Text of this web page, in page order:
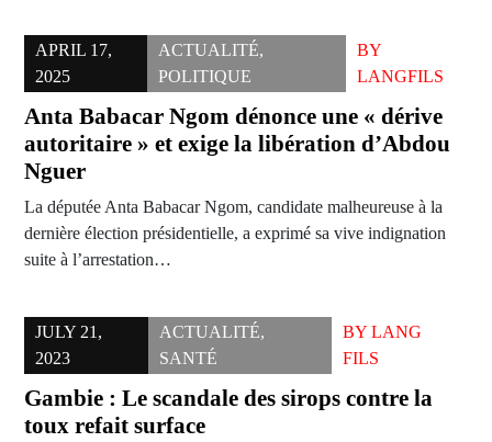
APRIL 17,
2025
ACTUALITÉ,
POLITIQUE
BY
LANGFILS
Anta Babacar Ngom dénonce une « dérive
autoritaire » et exige la libération d’Abdou
Nguer
La députée Anta Babacar Ngom, candidate malheureuse à la
dernière élection présidentielle, a exprimé sa vive indignation
suite à l’arrestation…
JULY 21,
2023
ACTUALITÉ,
SANTÉ
BY LANG
FILS
Gambie : Le scandale des sirops contre la
toux refait surface